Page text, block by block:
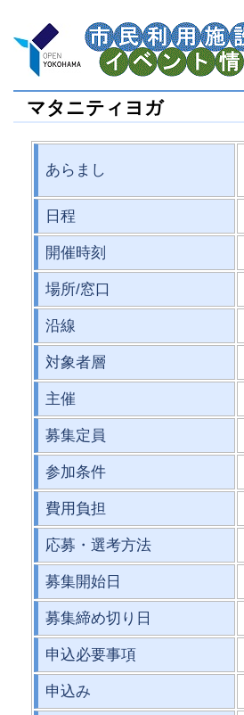
マタニティヨガ
あらまし
日程
開催時刻
場所/窓口
沿線
対象者層
主催
募集定員
参加条件
費用負担
応募・選考方法
募集開始日
募集締め切り日
申込必要事項
申込み